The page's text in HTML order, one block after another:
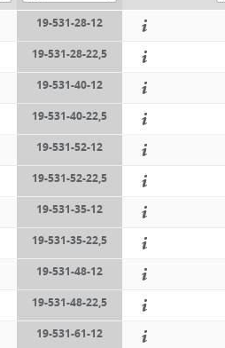
19-531-28-12
19-531-28-22,5
19-531-40-12
19-531-40-22,5
19-531-52-12
19-531-52-22,5
19-531-35-12
19-531-35-22,5
19-531-48-12
19-531-48-22,5
19-531-61-12